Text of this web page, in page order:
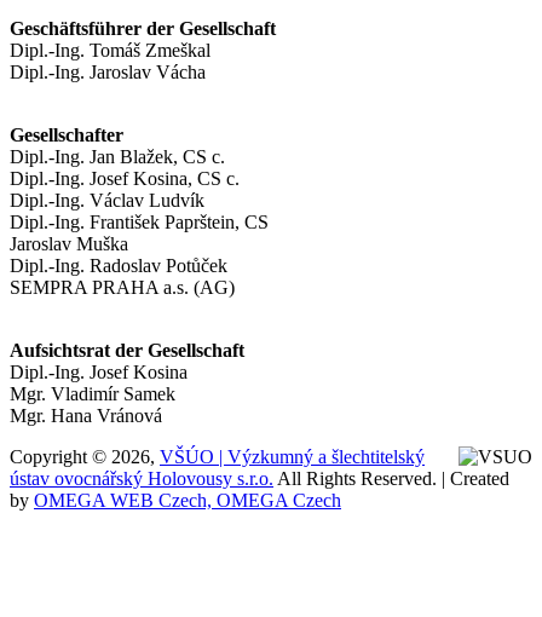
Geschäftsführer der Gesellschaft
Dipl.-Ing. Tomáš Zmeškal
Dipl.-Ing. Jaroslav Vácha
Gesellschafter
Dipl.-Ing. Jan Blažek, CS c.
Dipl.-Ing. Josef Kosina, CS c.
Dipl.-Ing. Václav Ludvík
Dipl.-Ing. František Paprštein, CS
Jaroslav Muška
Dipl.-Ing. Radoslav Potůček
SEMPRA PRAHA a.s. (AG)
Aufsichtsrat der Gesellschaft
Dipl.-Ing. Josef Kosina
Mgr. Vladimír Samek
Mgr. Hana Vránová
Copyright © 2026, VŠÚO | Výzkumný a šlechtitelský
ústav ovocnářský Holovousy s.r.o. All Rights Reserved. | Created
by OMEGA WEB Czech, OMEGA Czech